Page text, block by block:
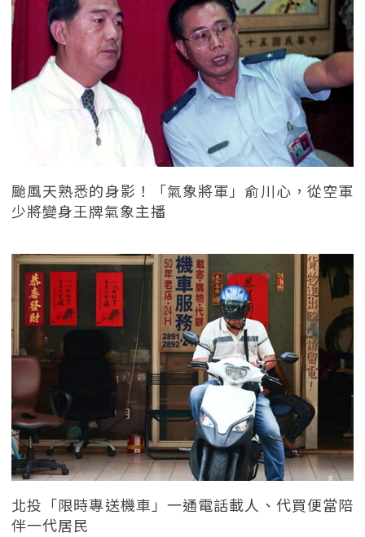
颱風天熟悉的身影！「氣象將軍」俞川心，從空軍
少將變身王牌氣象主播
北投「限時專送機車」一通電話載人、代買便當陪
伴一代居民